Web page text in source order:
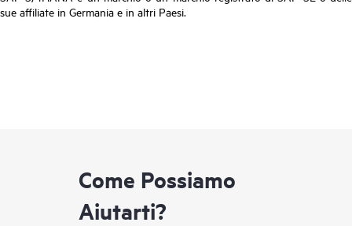
sue affiliate in Germania e in altri Paesi.
Come Possiamo
Aiutarti?